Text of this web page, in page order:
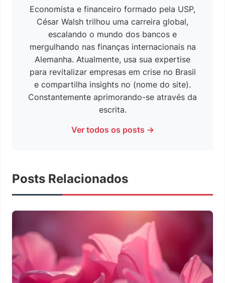
Economista e financeiro formado pela USP,
César Walsh trilhou uma carreira global,
escalando o mundo dos bancos e
mergulhando nas finanças internacionais na
Alemanha. Atualmente, usa sua expertise
para revitalizar empresas em crise no Brasil
e compartilha insights no (nome do site).
Constantemente aprimorando-se através da
escrita.
Ver todos os posts →
Posts Relacionados